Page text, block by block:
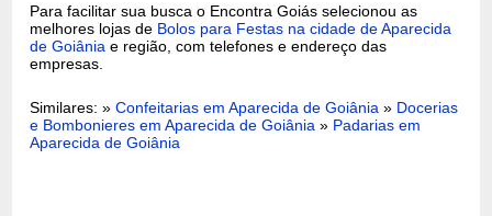
Para facilitar sua busca o Encontra Goiás selecionou as
melhores lojas de Bolos para Festas na cidade de Aparecida
de Goiânia e região, com telefones e endereço das
empresas.
Similares: »Confeitarias em Aparecida de Goiânia » Docerias
e Bombonieres em Aparecida de Goiânia » Padarias em
Aparecida de Goiânia